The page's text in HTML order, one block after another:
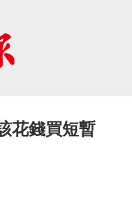
花錢買短暫